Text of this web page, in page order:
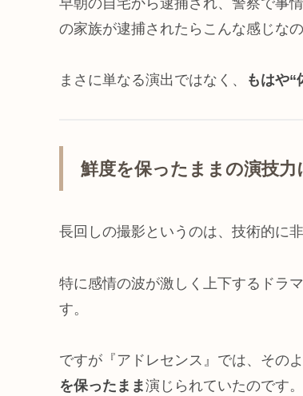
の家族が逮捕されたらこんな感じな
まさに単なる演出ではなく、 もはや“
鮮度を保ったままの演技力
長回しの撮影というのは、技術的に
特に感情の波が激しく上下するドラ
す。
ですが『アドレセンス』では、その
を保ったまま演じられていたのです。